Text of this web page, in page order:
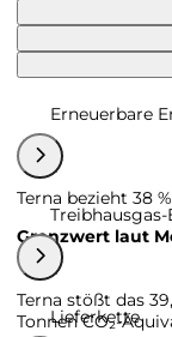
Erneuerbare
Terna bezieht 38
Grenzwert laut
Terna stößt das
Tonnen CO₂-
Lieferkette